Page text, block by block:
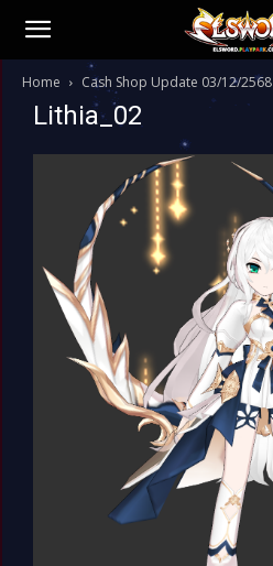
Home Cash Shop Update 03/12/2568
Lithia_02